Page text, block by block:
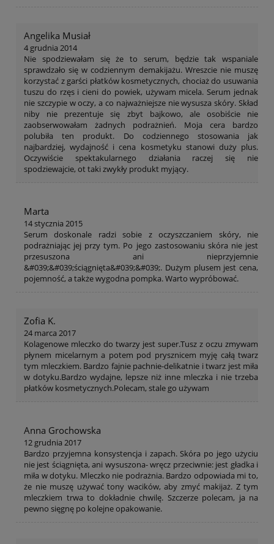
Angelika Musiał
4 grudnia 2014
Nie spodziewałam się że to serum, będzie tak wspaniale
sprawdzało się w codziennym demakijażu. Wreszcie nie muszę
korzystać z garści płatków kosmetycznych, chociaż do usuwania
tuszu do rzęs i cieni do powiek, używam micela. Serum jednak
nie szczypie w oczy, a co najważniejsze nie wysusza skóry. Skład
niby nie prezentuje się zbyt bajkowo, ale osobiście nie
zaobserwowałam żadnych podrażnień. Moja cera bardzo
polubiła ten produkt. Do codziennego stosowania jak
najbardziej, wydajność i cena kosmetyku stanowi duży plus.
Oczywiście spektakularnego działania raczej się nie
spodziewajcie, ot taki zwykły produkt myjący.
Marta
14 stycznia 2015
Serum doskonale radzi sobie z oczyszczaniem skóry, nie
podrażniając jej przy tym. Po jego zastosowaniu skóra nie jest
przesuszona ani nieprzyjemnie
&#039;&#039;ściągnięta&#039;&#039;. Dużym plusem jest cena,
pojemność, a także wygodna pompka. Warto wypróbować.
Zofia K.
24 marca 2017
Kolagenowe mleczko do twarzy jest super.Tusz z oczu zmywam
płynem micelarnym a potem pod prysznicem myję całą twarz
tym mleczkiem. Bardzo fajnie pachnie-delikatnie i twarz jest miła
w dotyku.Bardzo wydajne, lepsze niż inne mleczka i nie trzeba
płatków kosmetycznych.Polecam, stale go używam
Anna Grochowska
12 grudnia 2017
Bardzo przyjemna konsystencja i zapach. Skóra po jego użyciu
nie jest ściągnięta, ani wysuszona- wręcz przeciwnie: jest gładka i
miła w dotyku. Mleczko nie podrażnia. Bardzo odpowiada mi to,
że nie muszę używać tony wacików, aby zmyć makijaż. Z tym
mleczkiem trwa to dokładnie chwilę. Szczerze polecam, ja na
pewno sięgnę po kolejne opakowanie.